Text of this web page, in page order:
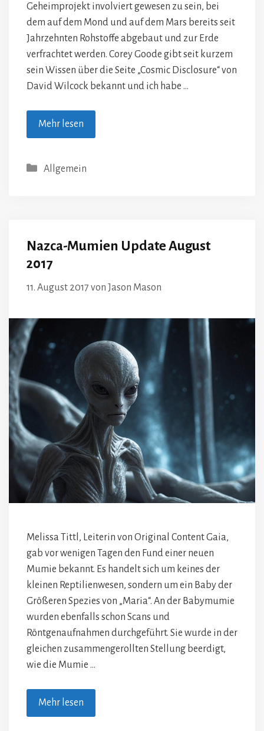
Geheimprojekt involviert gewesen zu sein, bei
dem auf dem Mond und auf dem Mars bereits seit
Jahrzehnten Rohstoffe abgebaut und zur Erde
verfrachtet werden. Corey Goode gibt seit kurzem
sein Wissen über die Seite „Cosmic Disclosure“ von
David Wilcock bekannt und ich habe …
Mehr lesen
Kategorien
Allgemein
Nazca-Mumien Update August
2017
11. August 2017 von Jason Mason
Melissa Tittl, Leiterin von Original Content Gaia,
gab vor wenigen Tagen den Fund einer neuen
Mumie bekannt. Es handelt sich um keines der
kleinen Reptilienwesen, sondern um ein Baby der
Größeren Spezies von „Maria“. An der Babymumie
wurden ebenfalls schon Scans und
Röntgenaufnahmen durchgeführt. Sie wurde in der
gleichen zusammengerollten Stellung beerdigt,
wie die Mumie …
Mehr lesen